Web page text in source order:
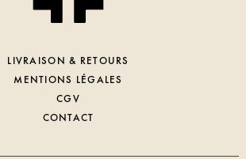
LIVRAISON & RETOURS
MENTIONS LÉGALES
CGV
CONTACT